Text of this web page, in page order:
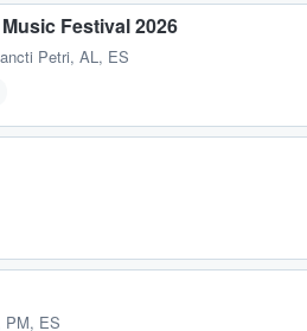
Festival 2026
Petri, AL, ES
PM, ES